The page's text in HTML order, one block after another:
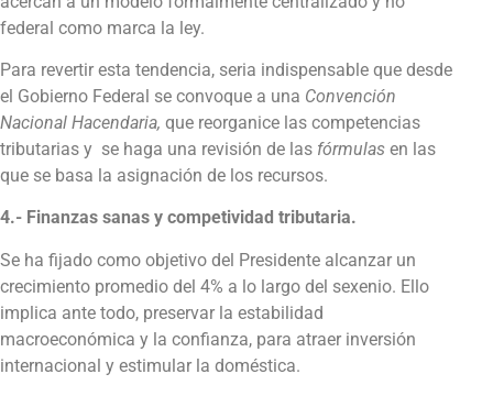
federal como marca la ley.
Para revertir esta tendencia, seria indispensable que desde
el Gobierno Federal se convoque a una Convención
Nacional Hacendaria, que reorganice las competencias
tributarias y se haga una revisión de las fórmulas en las
que se basa la asignación de los recursos.
4.- Finanzas sanas y competividad tributaria.
Se ha fijado como objetivo del Presidente alcanzar un
crecimiento promedio del 4% a lo largo del sexenio. Ello
implica ante todo, preservar la estabilidad
macroeconómica y la confianza, para atraer inversión
internacional y estimular la doméstica.